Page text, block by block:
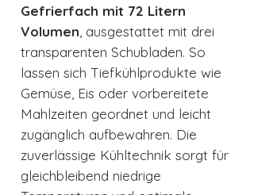
Gefrierfach mit 72 Litern
Volumen, ausgestattet mit drei
transparenten Schubladen. So
lassen sich Tiefkühlprodukte wie
Gemüse, Eis oder vorbereitete
Mahlzeiten geordnet und leicht
zugänglich aufbewahren. Die
zuverlässige Kühltechnik sorgt für
gleichbleibend niedrige